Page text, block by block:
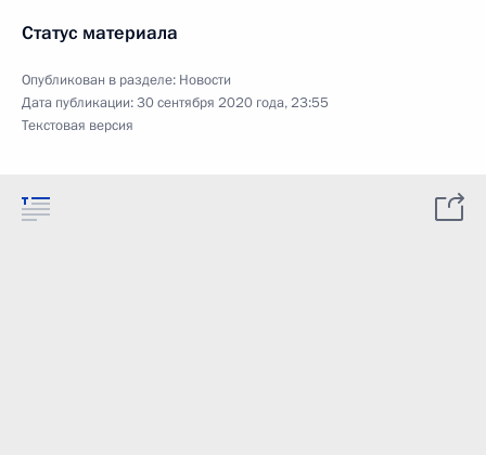
Статус материала
Опубликован в разделе: Новости
Дата публикации:30 сентября 2020 года, 23:55
Текстовая версия